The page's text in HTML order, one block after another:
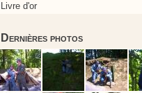
Livre d'or
Dernières photos